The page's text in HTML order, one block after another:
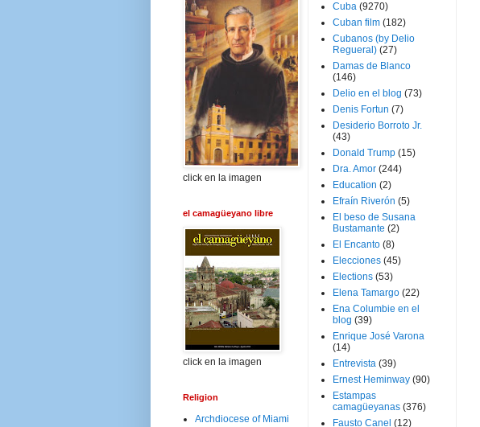
click en la imagen
el camagüeyano libre
click en la imagen
Religion
Archdiocese of Miami
Cuba (9270)
Cuban film (182)
Cubanos (by Delio
Regueral) (27)
Damas de Blanco
(146)
Delio en el blog (73)
Denis Fortun (7)
Desiderio Borroto Jr.
(43)
Donald Trump (15)
Dra. Amor (244)
Education (2)
Efraín Riverón (5)
El beso de Susana
Bustamante (2)
El Encanto (8)
Elecciones (45)
Elections (53)
Elena Tamargo (22)
Ena Columbie en el
blog (39)
Enrique José Varona
(14)
Entrevista (39)
Ernest Heminway (90)
Estampas
camagüeyanas (376)
Fausto Canel (12)